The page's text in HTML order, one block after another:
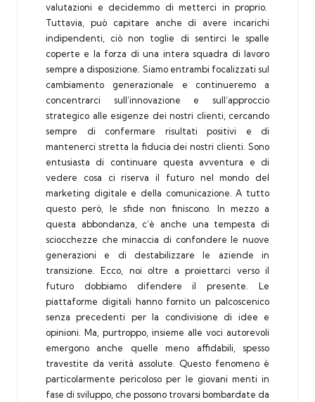
valutazioni e decidemmo di metterci in proprio.
Tuttavia, può capitare anche di avere incarichi
indipendenti, ciò non toglie di sentirci le spalle
coperte e la forza di una intera squadra di lavoro
sempre a disposizione. Siamo entrambi focalizzati sul
cambiamento generazionale e continueremo a
concentrarci sull’innovazione e sull’approccio
strategico alle esigenze dei nostri clienti, cercando
sempre di confermare risultati positivi e di
mantenerci stretta la fiducia dei nostri clienti. Sono
entusiasta di continuare questa avventura e di
vedere cosa ci riserva il futuro nel mondo del
marketing digitale e della comunicazione. A tutto
questo però, le sfide non finiscono. In mezzo a
questa abbondanza, c’è anche una tempesta di
sciocchezze che minaccia di confondere le nuove
generazioni e di destabilizzare le aziende in
transizione. Ecco, noi oltre a proiettarci verso il
futuro dobbiamo difendere il presente. Le
piattaforme digitali hanno fornito un palcoscenico
senza precedenti per la condivisione di idee e
opinioni. Ma, purtroppo, insieme alle voci autorevoli
emergono anche quelle meno affidabili, spesso
travestite da verità assolute. Questo fenomeno è
particolarmente pericoloso per le giovani menti in
fase di sviluppo, che possono trovarsi bombardate da